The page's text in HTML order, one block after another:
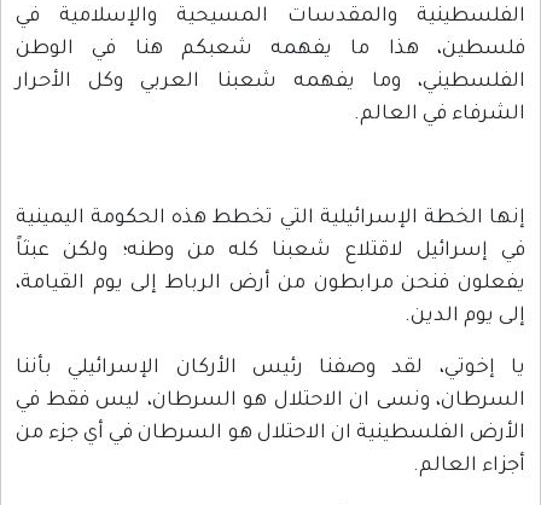
الفلسطينية والمقدسات المسيحية والإسلامية في
فلسطين، هذا ما يفهمه شعبكم هنا في الوطن
الفلسطيني، وما يفهمه شعبنا العربي وكل الأحرار
الشرفاء في العالم.
إنها الخطة الإسرائيلية التي تخطط هذه الحكومة اليمينية
في إسرائيل لاقتلاع شعبنا كله من وطنه؛ ولكن عبثاً
يفعلون فنحن مرابطون من أرض الرباط إلى يوم القيامة،
إلى يوم الدين.
يا إخوتي، لقد وصفنا رئيس الأركان الإسرائيلي بأننا
السرطان، ونسى ان الاحتلال هو السرطان، ليس فقط في
الأرض الفلسطينية ان الاحتلال هو السرطان في أي جزء من
أجزاء العالم.